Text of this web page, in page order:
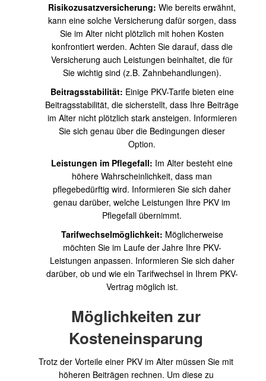
Risikozusatzversicherung: Wie bereits erwähnt,
kann eine solche Versicherung dafür sorgen, dass
Sie im Alter nicht plötzlich mit hohen Kosten
konfrontiert werden. Achten Sie darauf, dass die
Versicherung auch Leistungen beinhaltet, die für
Sie wichtig sind (z.B. Zahnbehandlungen).
Beitragsstabilität: Einige PKV-Tarife bieten eine
Beitragsstabilität, die sicherstellt, dass Ihre Beiträge
im Alter nicht plötzlich stark ansteigen. Informieren
Sie sich genau über die Bedingungen dieser
Option.
Leistungen im Pflegefall: Im Alter besteht eine
höhere Wahrscheinlichkeit, dass man
pflegebedürftig wird. Informieren Sie sich daher
genau darüber, welche Leistungen Ihre PKV im
Pflegefall übernimmt.
Tarifwechselmöglichkeit: Möglicherweise
möchten Sie im Laufe der Jahre Ihre PKV-
Leistungen anpassen. Informieren Sie sich daher
darüber, ob und wie ein Tarifwechsel in Ihrem PKV-
Vertrag möglich ist.
Möglichkeiten zur
Kosteneinsparung
Trotz der Vorteile einer PKV im Alter müssen Sie mit
höheren Beiträgen rechnen. Um diese zu